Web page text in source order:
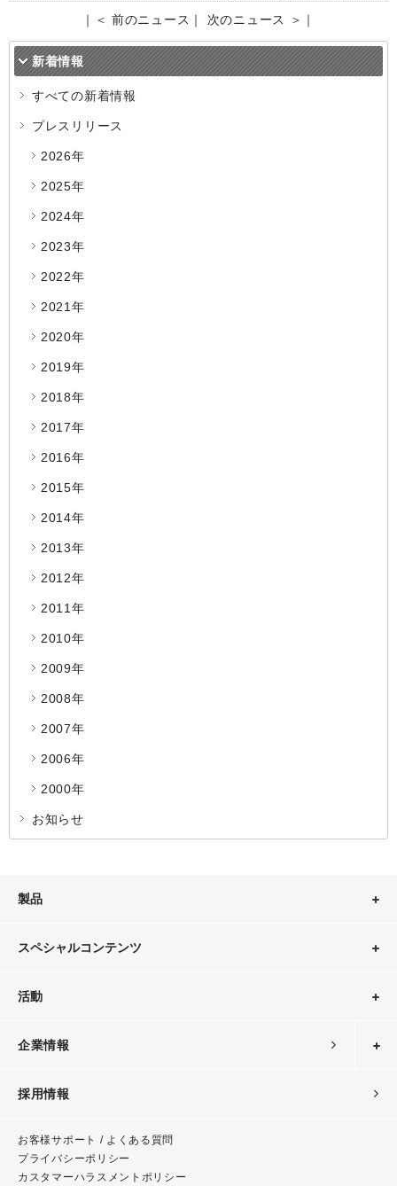
｜ ＜ 前のニュース ｜ 次のニュース ＞ ｜
新着情報
すべての新着情報
プレスリリース
2026年
2025年
2024年
2023年
2022年
2021年
2020年
2019年
2018年
2017年
2016年
2015年
2014年
2013年
2012年
2011年
2010年
2009年
2008年
2007年
2006年
2000年
お知らせ
製品
スペシャルコンテンツ
活動
企業情報
採用情報
お客様サポート / よくある質問
プライバシーポリシー
カスタマーハラスメント ポリシー